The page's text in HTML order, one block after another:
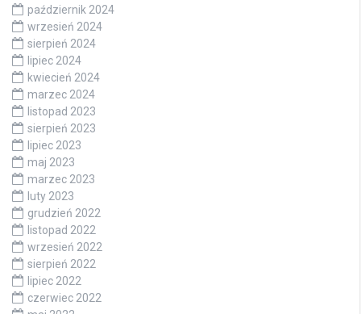
październik 2024
wrzesień 2024
sierpień 2024
lipiec 2024
kwiecień 2024
marzec 2024
listopad 2023
sierpień 2023
lipiec 2023
maj 2023
marzec 2023
luty 2023
grudzień 2022
listopad 2022
wrzesień 2022
sierpień 2022
lipiec 2022
czerwiec 2022